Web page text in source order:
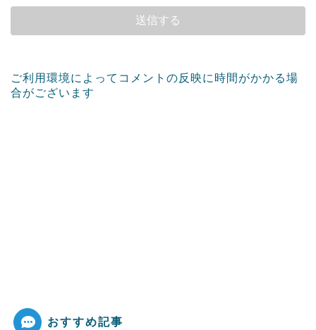
ご利用環境によってコメントの反映に時間がかかる場
合がございます
おすすめ記事